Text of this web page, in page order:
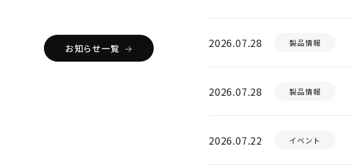
お知らせ一覧 2026.07.28 製品情報
2026.07.28 製品情報
2026.07.22 イベント